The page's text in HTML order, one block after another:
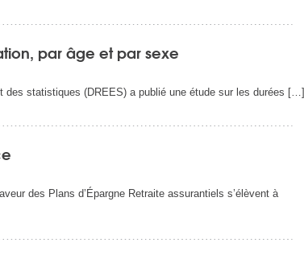
par âge et par sexe
des statistiques (DREES) a publié une étude sur les durées […]
des Plans d’Épargne Retraite assurantiels s’élèvent à